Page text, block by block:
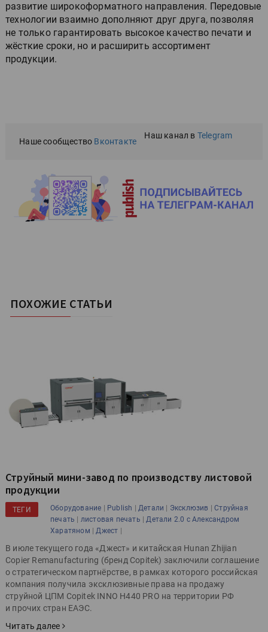
развитие широкоформатного направления. Передовые
технологии взаимно дополняют друг друга, позволяя
не только гарантировать высокое качество печати и
жёсткие сроки, но и расширить ассортимент
продукции.
Наше сообщество Вконтакте
Наш канал в Telegram
ПОХОЖИЕ СТАТЬИ
Струйный мини-завод по производству листовой
продукции
ТЕГИ Оборудование | Publish | Детали | Эксклюзив |Струйная
печать | листовая печать | Детали 2.0 с Александром
Харатяном | Джест |
В июле текущего года «Джест» и китайская Hunan Zhijian
Copier Remanufacturing (бренд Copitek) заключили соглашение
о стратегическом партнёрстве, в рамках которого российская
компания получила эксклюзивные права на продажу
струйной ЦПМ Copitek INNO H440 PRO на территории РФ
и прочих стран ЕАЭС.
Читать далее